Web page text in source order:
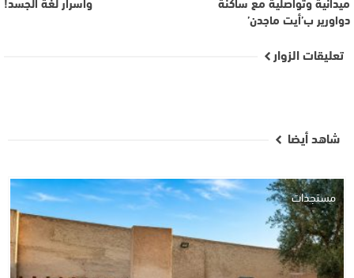
دواورير ب’أيت ماجدن’
تعليقات الزوار
شاهد أيضا
مستجدات